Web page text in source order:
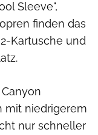
Sleeve",
finden das
Kartusche und
mit niedrigerem
nur schneller